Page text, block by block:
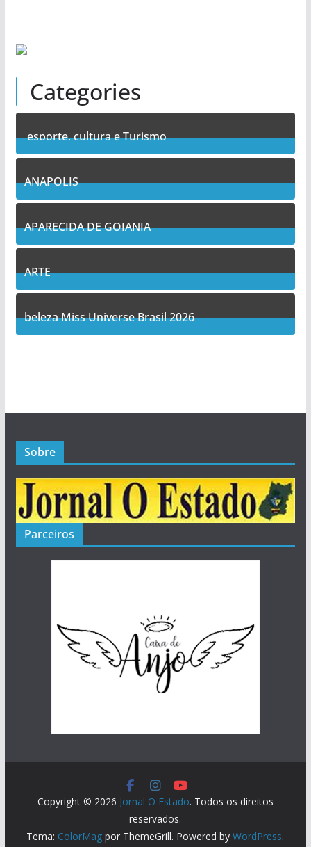
Categories
esporte, cultura e Turismo
7Posts
ANAPOLIS
11Posts
APARECIDA DE GOIANIA
14Posts
ARTE
5Posts
beleza Miss Universe Brasil 2026
Sobre
Parceiros
Copyright © 2026 Jornal O Estado. Todos os direitos
reservados.
Tema: ColorMag por ThemeGrill. Powered byWordPress.